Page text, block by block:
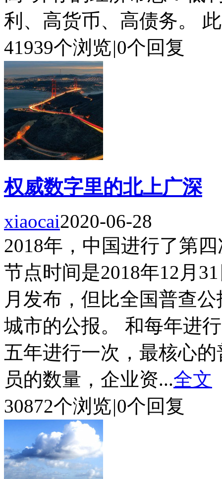
利、高货币、高债务。
41939个浏览|0个回复
权威数字里的北上广深
xiaocai2020-06-28
2018年，中国进行了第
节点时间是2018年12月
月发布，但比全国普查
城市的公报。 和每年进
五年进行一次，最核心
员的数量，企业资...全文
30872个浏览|0个回复